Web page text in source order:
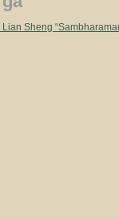
Sheng